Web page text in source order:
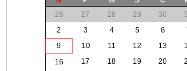
26
27 28 29 30
2
3 4 5 6
9
10 11 12 13
16
17 18 19 20